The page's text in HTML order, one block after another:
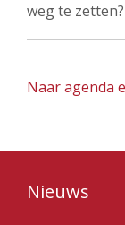
weg te zetten?
Naar agenda
Nieuws